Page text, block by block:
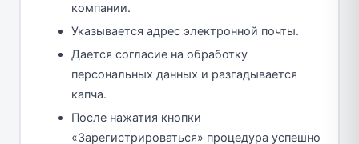
компании.
Указывается адрес электронной почты.
Дается согласие на обработку
персональных данных и разгадывается
капча.
После нажатия кнопки
«Зарегистрироваться» процедура успешно